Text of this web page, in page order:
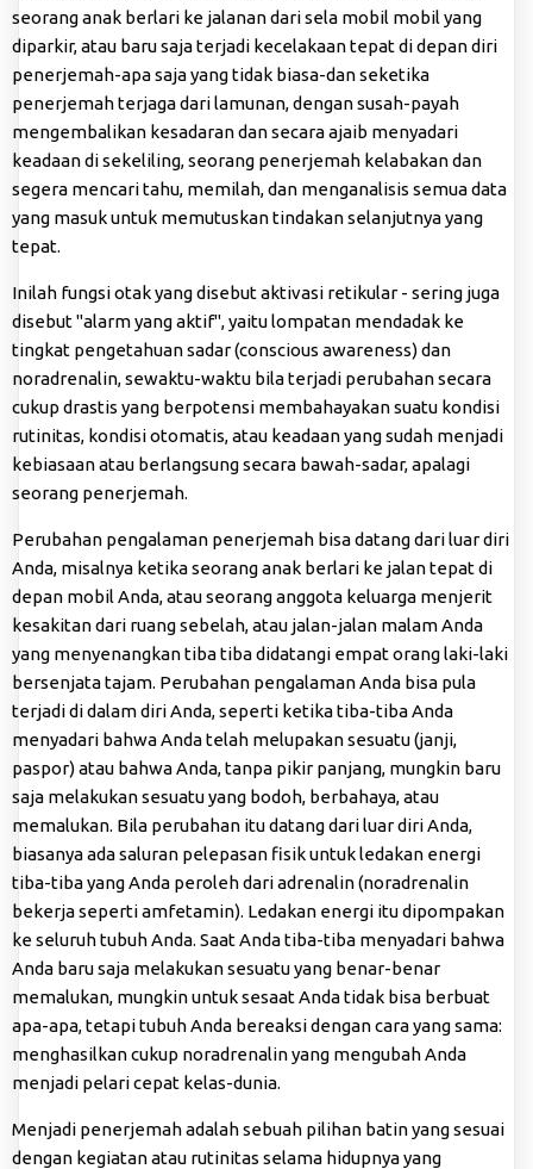
seorang anak berlari ke jalanan dari sela mobil mobil yang
diparkir, atau baru saja terjadi kecelakaan tepat di depan diri
penerjemah-apa saja yang tidak biasa-dan seketika
penerjemah terjaga dari lamunan, dengan susah-payah
mengembalikan kesadaran dan secara ajaib menyadari
keadaan di sekeliling, seorang penerjemah kelabakan dan
segera mencari tahu, memilah, dan menganalisis semua data
yang masuk untuk memutuskan tindakan selanjutnya yang
tepat.
Inilah fungsi otak yang disebut aktivasi retikular - sering juga
disebut "alarm yang aktif", yaitu lompatan mendadak ke
tingkat pengetahuan sadar (conscious awareness) dan
noradrenalin, sewaktu-waktu bila terjadi perubahan secara
cukup drastis yang berpotensi membahayakan suatu kondisi
rutinitas, kondisi otomatis, atau keadaan yang sudah menjadi
kebiasaan atau berlangsung secara bawah-sadar, apalagi
seorang penerjemah.
Perubahan pengalaman penerjemah bisa datang dari luar diri
Anda, misalnya ketika seorang anak berlari ke jalan tepat di
depan mobil Anda, atau seorang anggota keluarga menjerit
kesakitan dari ruang sebelah, atau jalan-jalan malam Anda
yang menyenangkan tiba tiba didatangi empat orang laki-laki
bersenjata tajam. Perubahan pengalaman Anda bisa pula
terjadi di dalam diri Anda, seperti ketika tiba-tiba Anda
menyadari bahwa Anda telah melupakan sesuatu (janji,
paspor) atau bahwa Anda, tanpa pikir panjang, mungkin baru
saja melakukan sesuatu yang bodoh, berbahaya, atau
memalukan. Bila perubahan itu datang dari luar diri Anda,
biasanya ada saluran pelepasan fisik untuk ledakan energi
tiba-tiba yang Anda peroleh dari adrenalin (noradrenalin
bekerja seperti amfetamin). Ledakan energi itu dipompakan
ke seluruh tubuh Anda. Saat Anda tiba-tiba menyadari bahwa
Anda baru saja melakukan sesuatu yang benar-benar
memalukan, mungkin untuk sesaat Anda tidak bisa berbuat
apa-apa, tetapi tubuh Anda bereaksi dengan cara yang sama:
menghasilkan cukup noradrenalin yang mengubah Anda
menjadi pelari cepat kelas-dunia.
Menjadi penerjemah adalah sebuah pilihan batin yang sesuai
dengan kegiatan atau rutinitas selama hidupnya yang